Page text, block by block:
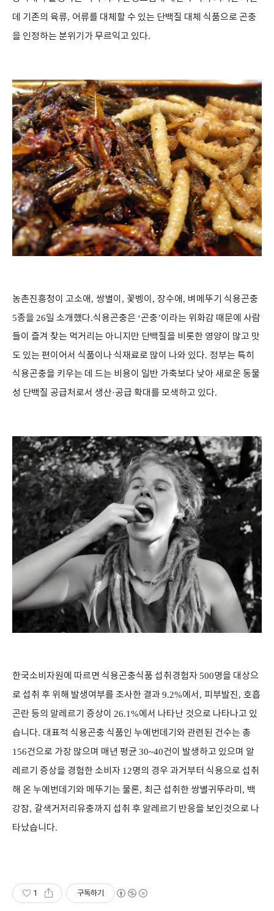
데 기존의 육류, 어류를 대체할 수 있는 단백질 대체 식품으로 곤충
을 인정하는 분위기가 무르익고 있다.
농촌진흥청이 고소애 , 쌍별이 , 꽃벵이 , 장수애 , 벼메뚜기 식용곤충
5종을 26일 소개했다.식용곤충은 ‘곤충’이라는 위화감 때문에 사람
들이 즐겨 찾는 먹거리는 아니지만 단백질을 비롯한 영양이 많고 맛
도 있는 편이어서 식품이나 식재료로 많이 나와 있다. 정부는 특히
식용곤충을 키우는 데 드는 비용이 일반 가축보다 낮아 새로운 동물
성 단백질 공급처로서 생산·공급 확대를 모색하고 있다.
한국소비자원에 따르면 식용곤충식품 섭취경험자500명을 대상으
로 섭취 후 위해 발생여부를 조사한 결과9.2%에서 , 피부발진, 호흡
곤란 등의 알레르기 증상이 26.1%에서 나타난 것으로 나타나고 있
습니다. 대표적 식용곤충 식품인 누에번데기와 관련된 건수는 총
156건으로 가장 많으며 매년 평균 30~40건이 발생하고 있으며 알
레르기 증상을 경험한 소비자 12명의 경우 과거부터 식용으로 섭취
해 온 누에번데기와 메뚜기는 물론, 최근 섭취한 쌍별귀뚜라미 , 백
강잠, 갈색거저리유충까지 섭취 후 알레르기 반응을 보인것으로 나
타났습니다.
1 구독하기